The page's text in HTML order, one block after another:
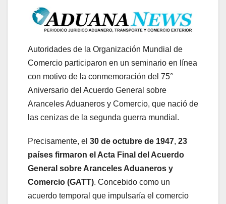
Autoridades de la Organización Mundial de
Comercio participaron en un seminario en línea
con motivo de la conmemoración del 75°
Aniversario del Acuerdo General sobre
Aranceles Aduaneros y Comercio, que nació de
las cenizas de la segunda guerra mundial.
Precisamente, el 30 de octubre de 1947, 23
países firmaron el Acta Final del Acuerdo
General sobre Aranceles Aduaneros y
Comercio (GATT). Concebido como un
acuerdo temporal que impulsaría el comercio